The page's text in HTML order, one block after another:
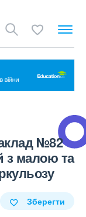
№82
з малою та
Зберегти